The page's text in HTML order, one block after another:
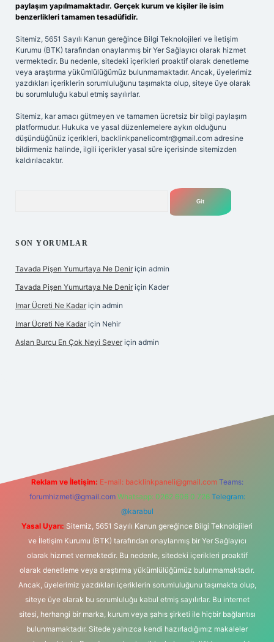
paylaşım yapılmamaktadır. Gerçek kurum ve kişiler ile isim
benzerlikleri tamamen tesadüfidir.
Sitemiz, 5651 Sayılı Kanun gereğince Bilgi Teknolojileri ve İletişim
Kurumu (BTK) tarafından onaylanmış bir Yer Sağlayıcı olarak hizmet
vermektedir. Bu nedenle, sitedeki içerikleri proaktif olarak denetleme
veya araştırma yükümlülüğümüz bulunmamaktadır. Ancak, üyelerimiz
yazdıkları içeriklerin sorumluluğunu taşımakta olup, siteye üye olarak
bu sorumluluğu kabul etmiş sayılırlar.
Sitemiz, kar amacı gütmeyen ve tamamen ücretsiz bir bilgi paylaşım
platformudur. Hukuka ve yasal düzenlemelere aykırı olduğunu
düşündüğünüz içerikleri, backlinkpanelicomtr@gmail.com adresine
bildirmeniz halinde, ilgili içerikler yasal süre içerisinde sitemizden
kaldırılacaktır.
SON YORUMLAR
Tavada Pişen Yumurtaya Ne Denir için admin
Tavada Pişen Yumurtaya Ne Denir için Kader
Imar Ücreti Ne Kadar için admin
Imar Ücreti Ne Kadar için Nehir
Aslan Burcu En Çok Neyi Sever için admin
elexbetgiris.org
Reklam ve İletişim: E-mail: backlinkpaneli@gmail.com Teams:
forumhizmeti@gmail.com Whatsapp: 0262 606 0 726 Telegram:
@karabul
Yasal Uyarı: Sitemiz, 5651 Sayılı Kanun gereğince Bilgi Teknolojileri
ve İletişim Kurumu (BTK) tarafından onaylanmış bir Yer Sağlayıcı
olarak hizmet vermektedir. Bu nedenle, sitedeki içerikleri proaktif
olarak denetleme veya araştırma yükümlülüğümüz bulunmamaktadır.
Ancak, üyelerimiz yazdıkları içeriklerin sorumluluğunu taşımakta olup,
siteye üye olarak bu sorumluluğu kabul etmiş sayılırlar. Bu internet
sitesi, herhangi bir marka, kurum veya şahıs şirketi ile hiçbir bağlantısı
bulunmamaktadır. Sitede yalnızca kendi hazırladığımız makaleler